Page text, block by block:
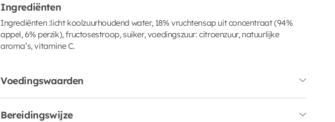
Ingrediënten
Ingrediënten :licht koolzuurhoudend water, 18% vruchtensap uit concentraat (94%
appel, 6% perzik), fructosestroop, suiker, voedingszuur: citroenzuur, natuurlijke
aroma’s, vitamine C.
Voedingswaarden
Bereidingswijze